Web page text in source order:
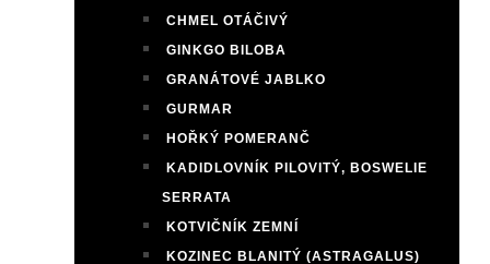
CHMEL OTÁČIVÝ
GINKGO BILOBA
GRANÁTOVÉ JABLKO
GURMAR
HOŘKÝ POMERANČ
KADIDLOVNÍK PILOVITÝ, BOSWELIE
SERRATA
KOTVIČNÍK ZEMNÍ
KOZINEC BLANITÝ (ASTRAGALUS)